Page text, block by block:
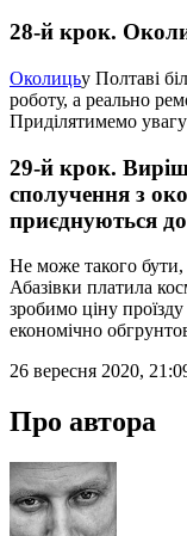
28-й крок.
Околицьу Полтаві
роботу, а реально
Приділятимемо
29-й крок.
сполучення з
приєднуються
Не може такого
Абазівки платила
зробимо ціну
економічно
26 вересня 2020,
Про автора